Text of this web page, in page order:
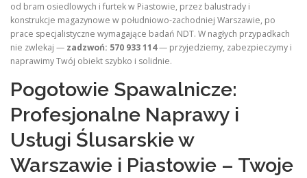
od bram osiedlowych i furtek w Piastowie, przez balustrady i
konstrukcje magazynowe w południowo‑zachodniej Warszawie, po
prace specjalistyczne wymagające badań NDT. W nagłych przypadkach
nie zwlekaj — zadzwoń: 570 933 114— przyjedziemy, zabezpieczymy i
naprawimy Twój obiekt szybko i solidnie.
Pogotowie Spawalnicze:
Profesjonalne Naprawy i
Usługi Ślusarskie w
Warszawie i Piastowie – Twoje